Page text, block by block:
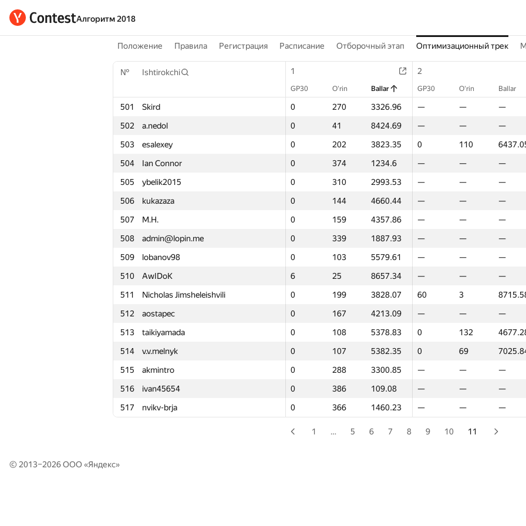
Алгоритм 2018
Положение Правила Регистрация Расписание Отборочный этап Оптимизационный трек
№ Ishtirokchi 1 2
GP30 O‘rin Ballar GP30 O‘rin Ballar
501 Skird 0 270 3326.96 — — —
502
a.nedol 0 41 8424.69 — — —
503
esalexey 0 202 3823.35 0 110
504
Ian Connor 0 374 1234.6 — — —
505
ybelik2015 0 310 2993.53 — — —
506
kukazaza 0 144 4660.44 — — —
507
M.H. 0 159 4357.86 — — —
508
admin@lopin.me 0 339 1887.93 — — —
509
lobanov98 0 103 5579.61 — — —
510
AwIDoK 6 25 8657.34 — — —
511
Nicholas Jimsheleishvili 0 199 3828.07 60 3
512
aostapec 0 167 4213.09 — — —
513
taikiyamada 0 108 5378.83 0 132
514
v.v.melnyk 0 107 5382.35 0 69
515
akmintro 0 288 3300.85 — — —
516
ivan45654 0 386 109.08 — — —
517
nvikv-brja 0 366 1460.23 — — —
№ Ishtirokchi 1 2
GP30 O‘rin Ballar GP30 O‘rin Ballar
501 Skird 0 270 3326.96 — — —
502
a.nedol 0 41 8424.69 — — —
503
esalexey 0 202 3823.35 0 110
504
Ian Connor 0 374 1234.6 — — —
505
ybelik2015 0 310 2993.53 — — —
506
kukazaza 0 144 4660.44 — — —
507
M.H. 0 159 4357.86 — — —
508
admin@lopin.me 0 339 1887.93 — — —
509
lobanov98 0 103 5579.61 — — —
510
AwIDoK 6 25 8657.34 — — —
511
Nicholas Jimsheleishvili 0 199 3828.07 60 3
512
aostapec 0 167 4213.09 — — —
513
taikiyamada 0 108 5378.83 0 132
514
v.v.melnyk 0 107 5382.35 0 69
515
akmintro 0 288 3300.85 — — —
516
ivan45654 0 386 109.08 — — —
517
nvikv-brja 0 366 1460.23 — — —
1 … 5 6 7 8 9 10 11
© 2013–2026 ООО «Яндекс»